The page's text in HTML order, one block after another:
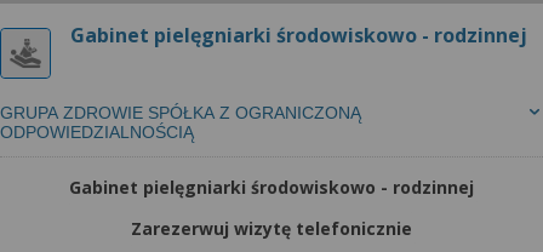
Gabinet pielęgniarki środowiskowo - rodzinnej
GRUPA ZDROWIE SPÓŁKA Z OGRANICZONĄ
ODPOWIEDZIALNOŚCIĄ
Gabinet pielęgniarki środowiskowo - rodzinnej
Zarezerwuj wizytę telefonicznie